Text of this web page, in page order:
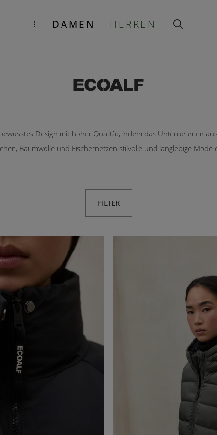
DAMEN HERREN
Design mit hoher Qualität, indem das Unternehmen
Baumwolle und Fischernetzen stilvolle und langlebige Mode
FILTER